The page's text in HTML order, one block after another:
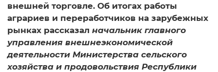
внешней торговле. Об итогах работы
аграриев и переработчиков на зарубежных
рынках рассказал начальник главного
управления внешнеэкономической
деятельности Министерства сельского
хозяйства и продовольствия Республики